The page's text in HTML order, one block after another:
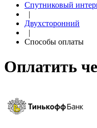
Спутниковый
|
Двухсторонний
|
Способы оплаты
Оплатить